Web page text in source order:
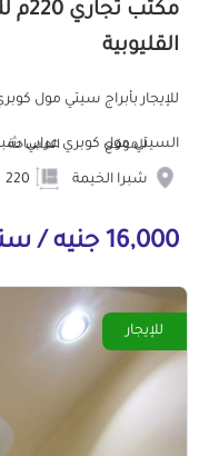
القليوبية
للإيجار بأبراج سيتي مول
السيتي مول كوبري عرابي
الموقع
شبرا الخيمة
المساحة
16,000 جنيه / سنوياً
للإيجار